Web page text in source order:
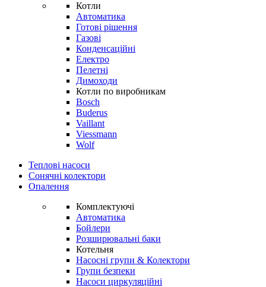
Котли
Автоматика
Готові рішення
Газові
Конденсаційні
Електро
Пелетні
Димоходи
Котли по виробникам
Bosch
Buderus
Vaillant
Viessmann
Wolf
Теплові насоси
Сонячні колектори
Опалення
Комплектуючі
Автоматика
Бойлери
Розширювальні баки
Котельня
Насосні групи & Колектори
Групи безпеки
Насоси циркуляційні